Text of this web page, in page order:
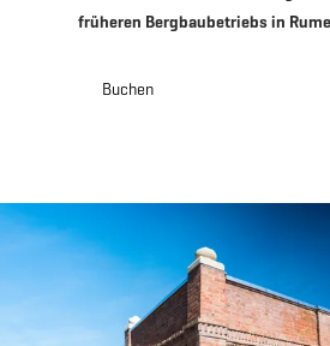
früheren Bergbaubetriebs in
Buchen